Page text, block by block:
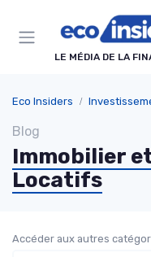
LE MÉDIA DE LA
Eco Insiders
Blog
Immobilier
Locatifs
Accéder aux autres